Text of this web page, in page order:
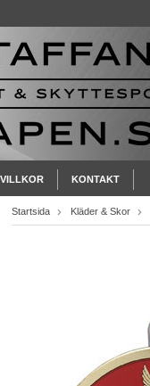
KONTAKT
Startsida Kläder & Skor